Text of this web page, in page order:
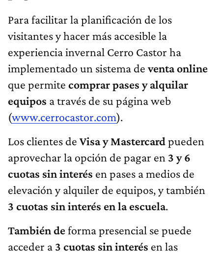
Para facilitar la planificación de los
visitantes y hacer más accesible la
experiencia invernal Cerro Castor ha
implementado un sistema deventa online
que permite comprar pases y alquilar
equipos a través de su página web
(www.cerrocastor.com).
Los clientes de Visa y Mastercardpueden
aprovechar la opción de pagar en 3 y 6
cuotas sin interés en pases a medios de
elevación y alquiler de equipos, y también
3 cuotas sin interés en la escuela.
También deforma presencial se puede
acceder a 3 cuotas sin interés en las